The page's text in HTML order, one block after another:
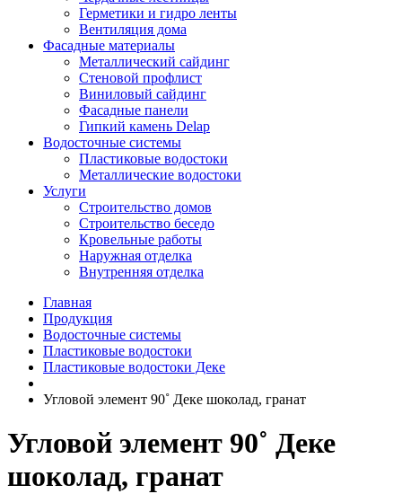
Герметики и гидро ленты
Вентиляция дома
Фасадные материалы
Металлический сайдинг
Стеновой профлист
Виниловый сайдинг
Фасадные панели
Гипкий камень Delap
Водосточные системы
Пластиковые водостоки
Металлические водостоки
Услуги
Строительство домов
Строительство беседо
Кровельные работы
Наружная отделка
Внутренняя отделка
Главная
Продукция
Водосточные системы
Пластиковые водостоки
Пластиковые водостоки Деке
Угловой элемент 90˚ Деке шоколад, гранат
Угловой элемент 90˚ Деке
шоколад, гранат